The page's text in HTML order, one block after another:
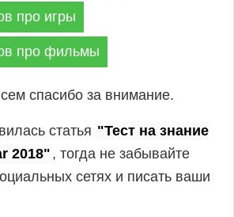
про игры
про фильмы
спасибо за внимание.
статья "Тест на знание
2018" , тогда не забывайте
сетях и писать ваши